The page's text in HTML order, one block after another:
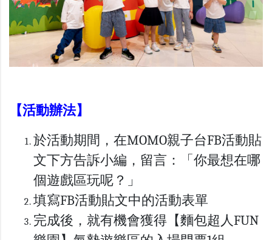
【活動辦法】
於活動期間，在MOMO親子台FB活動貼
文下方告訴小編，留言：「你最想在哪
個遊戲區玩呢？」
填寫FB活動貼文中的活動表單
完成後，就有機會獲得【麵包超人FUN